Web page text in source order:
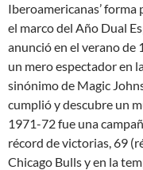
Iberoamericanas’ forma
el marco del Año Dual
anunció en el verano de
un mero espectador en
sinónimo de Magic
cumplió y descubre un
1971-72 fue una
récord de victorias, 69
Chicago Bulls y en la